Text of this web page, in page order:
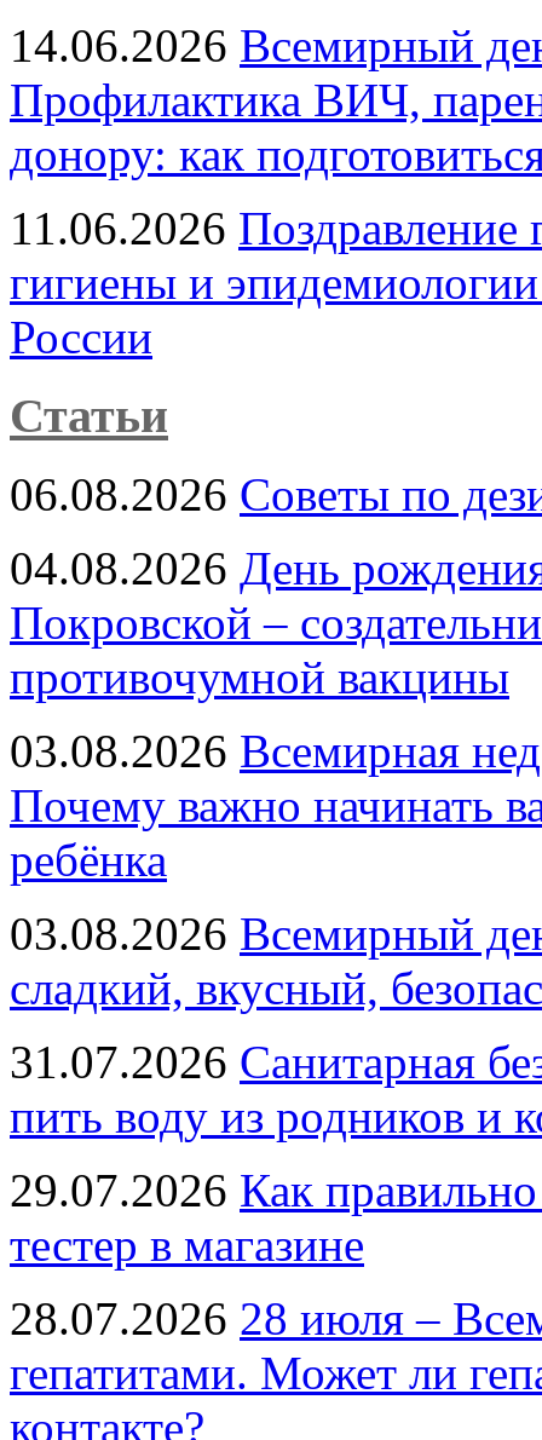
14.06.2026 Всемирный
Профилактика ВИЧ,
донору: как
11.06.2026 Поздравление
гигиены и
России
Статьи
06.08.2026 Советы по
04.08.2026 День
Покровской –
противочумной вакцины
03.08.2026 Всемирная
Почему важно начинать
ребёнка
03.08.2026 Всемирный
сладкий, вкусный,
31.07.2026 Санитарная
пить воду из родников и
29.07.2026 Как
тестер в магазине
28.07.2026 28 июля –
гепатитами. Может ли
контакте?